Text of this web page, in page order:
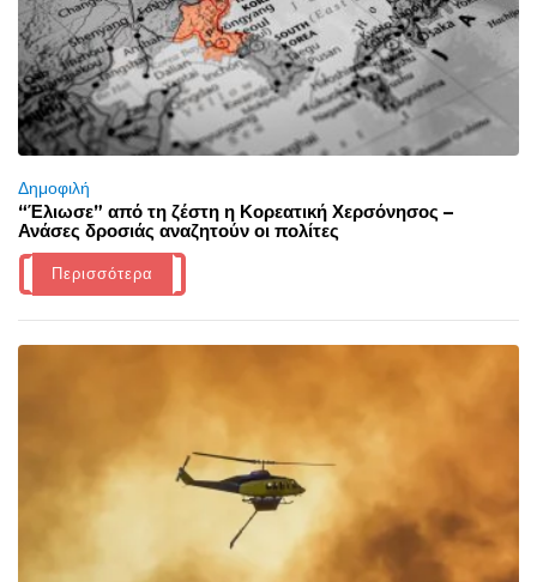
Δημοφιλή
“Έλιωσε” από τη ζέστη η Κορεατική Χερσόνησος –
Ανάσες δροσιάς αναζητούν οι πολίτες
Περισσότερα